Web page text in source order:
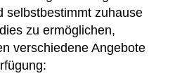
selbstbestimmt zuhause
zu ermöglichen,
verschiedene Angebote